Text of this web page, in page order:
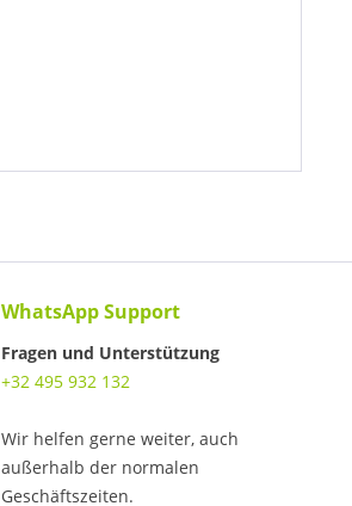
WhatsApp Support
Fragen und Unterstützung
+32 495 932 132
Wir helfen gerne weiter, auch
außerhalb der normalen
Geschäftszeiten.